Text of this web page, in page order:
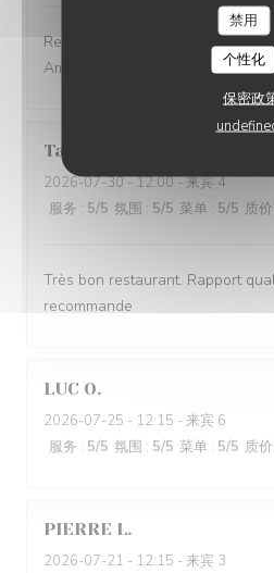
禁用
个性化
保密政
Recettes classiques mais d'une
Ambiance familiale et
Tanguy
2026-07-30- 12:00 - 来宾 4
服务 : 5/5 氛围 : 5/5 菜单 : 5/5 质
Très bon restaurant. Rapport
recommande
LUC O
2026-07-25 - 12:15 - 来宾 6
服务 : 5/5 氛围 : 5/5 菜单 : 5/5 质
PIERRE L
2026-07-21 - 12:15 - 来宾 3